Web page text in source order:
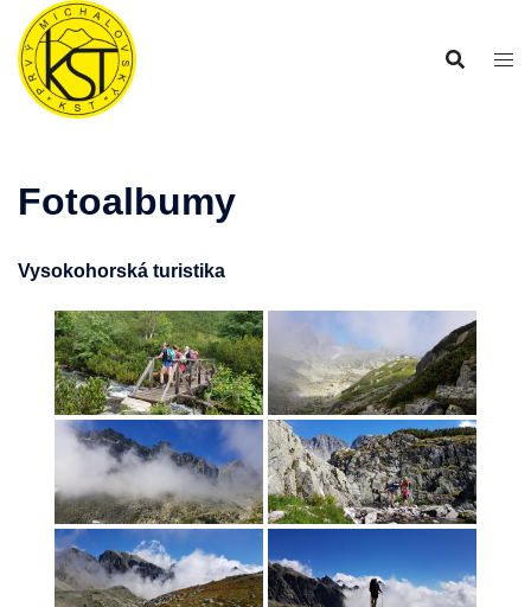
Preskočiť
obsah
Fotoalbumy
Vysokohorská turistika